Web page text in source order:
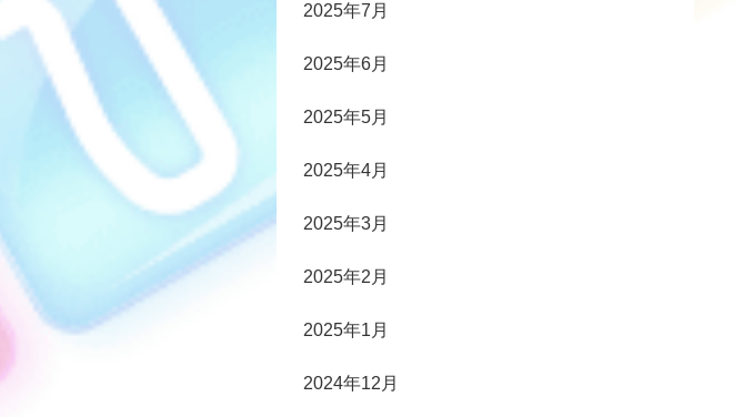
2025年7月
2025年6月
2025年5月
2025年4月
2025年3月
2025年2月
2025年1月
2024年12月